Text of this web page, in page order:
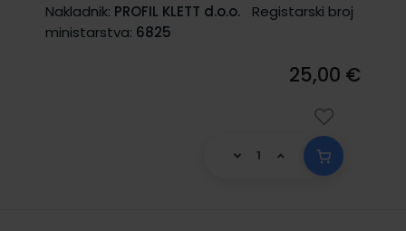
Nakladnik: PROFIL KLETT d.o.o.
Registarski broj
ministarstva: 6825
25,00 €